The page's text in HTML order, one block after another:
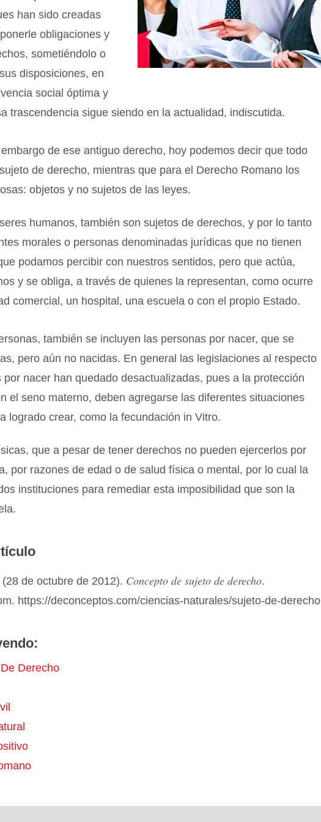
han sido creadas
obligaciones y
sometiéndolo o
disposiciones, en
social óptima y
trascendencia sigue siendo en la actualidad, indiscutida.
de ese antiguo derecho, hoy podemos decir que todo
de derecho, mientras que para el Derecho Romano los
objetos y no sujetos de las leyes.
humanos, también son sujetos de derechos, y por lo tanto
morales o personas denominadas jurídicas que no tienen
podamos percibir con nuestros sentidos, pero que actúa,
y se obliga, a través de quienes la representan, como ocurre
comercial, un hospital, una escuela o con el propio Estado.
también se incluyen las personas por nacer, que se
pero aún no nacidas. En general las legislaciones al respecto
por nacer han quedado desactualizadas, pues a la protección
el seno materno, deben agregarse las diferentes situaciones
logrado crear, como la fecundación in Vitro.
que a pesar de tener derechos no pueden ejercerlos por
por razones de edad o de salud física o mental, por lo cual la
instituciones para remediar esta imposibilidad que son la
de octubre de 2012). Concepto de sujeto de derecho.
https://deconceptos.com/ciencias-naturales/sujeto-de-derecho
Derecho